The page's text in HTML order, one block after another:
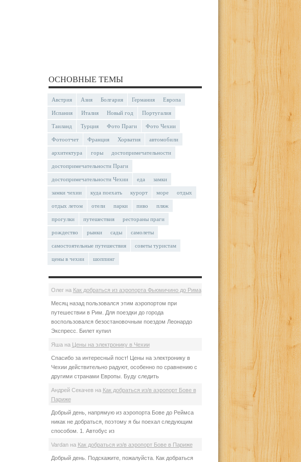
ОСНОВНЫЕ ТЕМЫ
Австрия Азия Болгария Германия Европа
Испания Италия Новый год Португалия
Таиланд Турция Фото Праги Фото Чехии
Фотоотчет Франция Хорватия автомобили
архитектура горы достопримечательности
достопримечательности Праги
достопримечательности Чехии еда замки
замки чехии куда поехать курорт море отдых
отдых летом отели парки пиво пляж
прогулки путешествия рестораны праги
рождество рынки сады самолеты
самостоятельные путешествия советы туристам
цены в чехии шоппинг
Олегна Как добраться из аэропорта Фьюмичино до Рима
Месяц назад пользовался этим аэропортом при
путешествии в Рим. Для поездки до города
воспользовался безостановочным поездом Леонардо
Экспресс. Билет купил
Яша на Цены на электронику в Чехии
Спасибо за интересный пост! Цены на электронику в
Чехии действительно радуют, особенно по сравнению с
другими странами Европы. Буду следить
Андрей Секачев на Как добраться из/в аэропорт Бове в
Париже
Добрый день, напрямую из аэропорта Бове до Реймса
никак не добраться, поэтому я бы поехал следующим
способом. 1. Автобус из
Vardanна Как добраться из/в аэропорт Бове в Париже
Добрый день. Подскажите, пожалуйста. Как добраться